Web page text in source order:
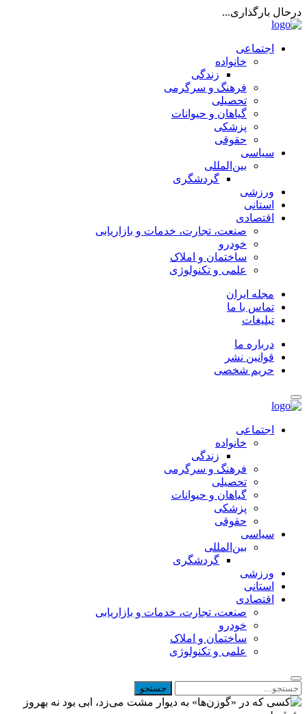
درحال بارگذاری...
اجتماعی
خانواده
زندگی
فرهنگ و سرگرمی
تحصیلی
گیاهان و حیوانات
پزشکی
حقوقی
سیاسی
بین‌المللی
گردشگری
ورزشی
استانی
اقتصادی
صنعت، تجارت، خدمات و بازاریابی
خودرو
ساختمان و املاک
علمی و تکنولوژی
مجله ایران
تماس با ما
تبلیغات
درباره ما
قوانین نشر
حریم شخصی
اجتماعی
خانواده
زندگی
فرهنگ و سرگرمی
تحصیلی
گیاهان و حیوانات
پزشکی
حقوقی
سیاسی
بین‌المللی
گردشگری
ورزشی
استانی
اقتصادی
صنعت، تجارت، خدمات و بازاریابی
خودرو
ساختمان و املاک
علمی و تکنولوژی